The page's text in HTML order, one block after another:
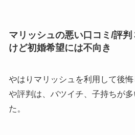
マリッシュの悪い口コミ/評
けど初婚希望には不向き
やはりマリッシュを利用して後
や評判は、バツイチ、子持ちが
た。